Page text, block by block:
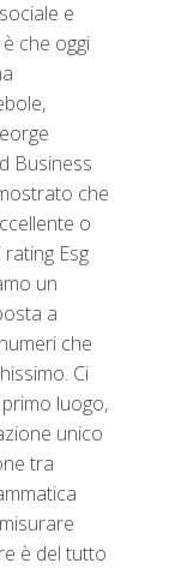
e
che oggi
Business
che
o
rating Esg
un
a
che
Ci
luogo,
unico
tra
è del tutto